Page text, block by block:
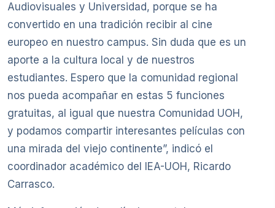
Audiovisuales y Universidad, porque se ha
convertido en una tradición recibir al cine
europeo en nuestro campus. Sin duda que es un
aporte a la cultura local y de nuestros
estudiantes. Espero que la comunidad regional
nos pueda acompañar en estas 5 funciones
gratuitas, al igual que nuestra Comunidad UOH,
y podamos compartir interesantes películas con
una mirada del viejo continente”, indicó el
coordinador académico del IEA-UOH, Ricardo
Carrasco.